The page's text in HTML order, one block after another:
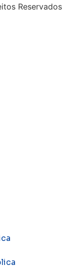
Reservados